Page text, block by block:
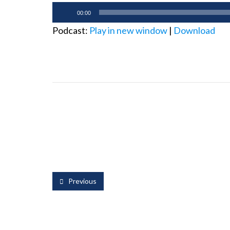
Audio-
Player
00:00
Podcast: Play in new window | Download
Previous